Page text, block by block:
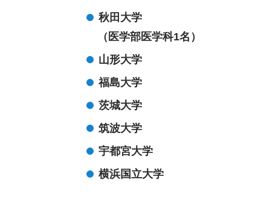
秋田大学
（医学部医学科1名）
山形大学
福島大学
茨城大学
筑波大学
宇都宮大学
横浜国立大学